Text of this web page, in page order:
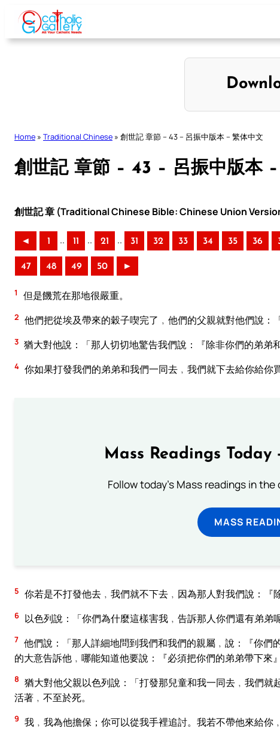
Skip
content
Home » Traditional Chinese » 創世記 章節 – 43 – 呂振中版本 – 繁体中文
創世記 章節 – 43 – 呂振中版本
創世記 章 (Traditional Chinese Bible: Chinese Union
◄ 1 .. 11 .. 21 .. 31 32 33 34 35 36
47 48 49 50 ►
1 但是饑荒在那地很嚴重。
2 他們把從埃及帶來的穀子喫完了﹐他們的父親就對他們說：
3 猶大對他說：「那人切切地驚告我們說：『除非你們的弟弟
4 你如果打發我們的弟弟和我們一同去﹐我們就下去給你給你買
Mass Readings Today
Follow today's Mass readings in
MASS
5 你若是不打發他去﹐我們就不下去﹐因為那人對我們說：『
6 以色列說：「你們為什麼這樣害我﹐告訴那人你們還有弟弟
7 他們說：「那人詳細地問到我們和我們的親屬﹐說：『你
的大意告訴他﹐哪能知道他要說：『必須把你們的弟弟帶下來
8 猶大對他父親以色列說：「打發那兒童和我一同去﹐我們
活著﹐不至於死。
9 我﹐我為他擔保；你可以從我手裡追討。我若不帶他來給你